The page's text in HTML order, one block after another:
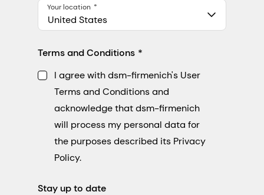
United States
Your location
Terms and Conditions
I agree with dsm-firmenich's User
Terms and Conditions and
acknowledge that dsm-firmenich
will process my personal data for
the purposes described its Privacy
Policy.
Stay up to date